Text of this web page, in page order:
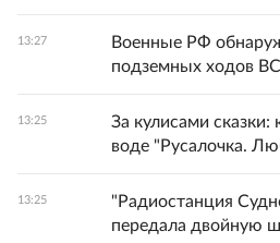
13:27
Военные РФ
подземных ходов
13:25
За кулисами сказки:
воде "Русалочка.
13:25
"Радиостанция
передала двойную